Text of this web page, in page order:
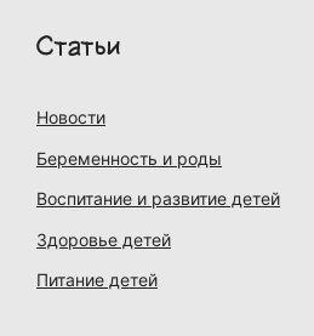
Статьи
Новости
Беременность и роды
Воспитание и развитие детей
Здоровье детей
Питание детей